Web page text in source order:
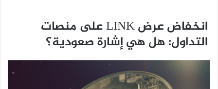
انخفاض عرض LINK على منصات
التداول: هل هي إشارة صعودية؟